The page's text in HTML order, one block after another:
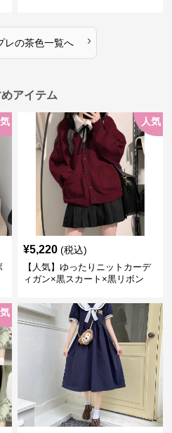
レの茶色一覧へ ›
アイテム
人気
¥5,220 (税込)
【人気】ゆったりニットカーデ
ィガン×黒スカート×黒リボン